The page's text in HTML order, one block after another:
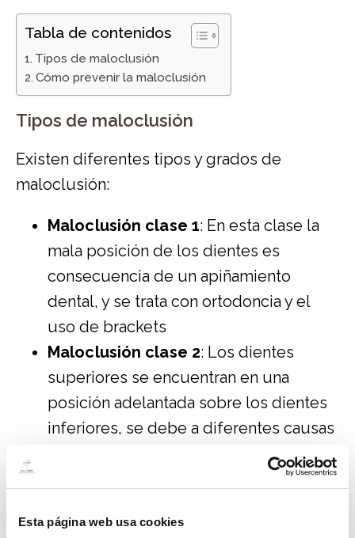
Esta página web usa cookies
Tabla de contenidos
Tipos de maloclusión
Cómo prevenir la maloclusión
Tipos de maloclusión
Existen diferentes tipos y grados de
maloclusión:
Maloclusión clase 1: En esta clase la
mala posición de los dientes es
consecuencia de un apiñamiento
dental, y se trata con ortodoncia y el
uso de brackets
Maloclusión clase 2: Los dientes
superiores se encuentran en una
posición adelantada sobre los dientes
inferiores, se debe a diferentes causas
de origen esquelético, y la solución es
ocurre que los dientes inferiores se